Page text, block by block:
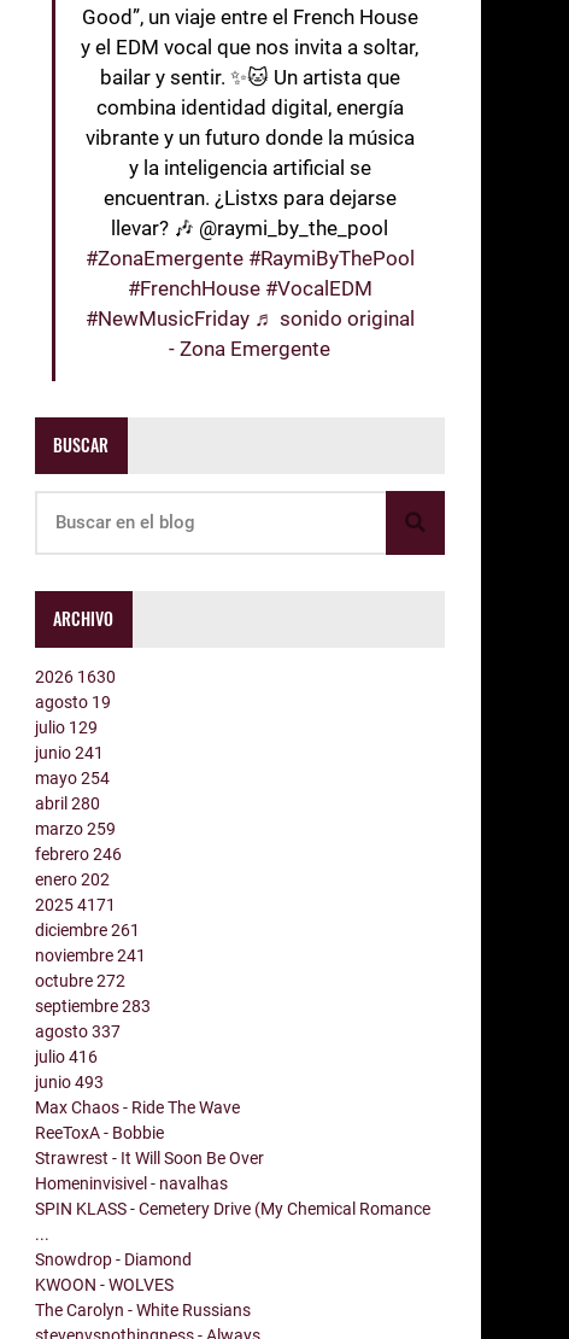
Good”, un viaje entre el French House
y el EDM vocal que nos invita a soltar,
bailar y sentir. ✨🐱 Un artista que
combina identidad digital, energía
vibrante y un futuro donde la música
y la inteligencia artificial se
encuentran. ¿Listxs para dejarse
llevar? 🎶 @raymi_by_the_pool
#ZonaEmergente #RaymiByThePool
#FrenchHouse #VocalEDM
#NewMusicFriday ♬ sonido original
- Zona Emergente
BUSCAR
ARCHIVO
2026 1630
agosto 19
julio 129
junio241
mayo254
abril280
marzo259
febrero246
enero202
20254171
diciembre261
noviembre241
octubre272
septiembre283
agosto337
julio416
junio493
Max Chaos - Ride The Wave
ReeToxA - Bobbie
Strawrest - It Will Soon Be Over
Homeninvisivel - navalhas
SPIN KLASS - Cemetery Drive (My Chemical Romance
...
Snowdrop - Diamond
KWOON - WOLVES
The Carolyn - White Russians
stevenvsnothingness - Always